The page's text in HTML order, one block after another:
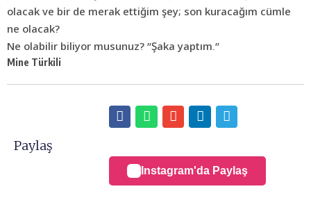
olacak ve bir de merak ettiğim şey; son kuracağım cümle
ne olacak?
Ne olabilir biliyor musunuz? ”Şaka yaptım.”
Mine Türkili
Paylaş
Instagram'da Paylaş